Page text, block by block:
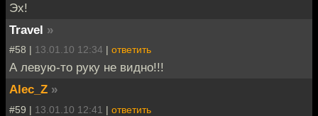
Эх!
Travel »
#58 | 13.01.10 12:34 | ответить
А левую-то руку не видно!!!
Alec_Z »
#59 | 13.01.10 12:41 | ответить